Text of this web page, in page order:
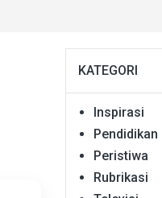
KATEGORI
Inspirasi
Pendidikan
Peristiwa
Rubrikasi